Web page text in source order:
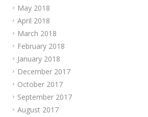
May 2018
April 2018
March 2018
February 2018
January 2018
December 2017
October 2017
September 2017
August 2017